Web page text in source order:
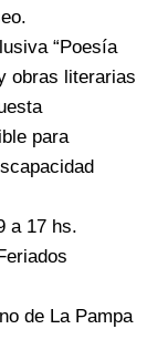
“Poesía
obras literarias
para
a 17 hs.
de La Pampa